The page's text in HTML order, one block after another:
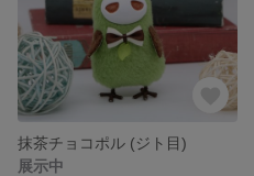
抹茶チョコポル (ジト目)
展示中